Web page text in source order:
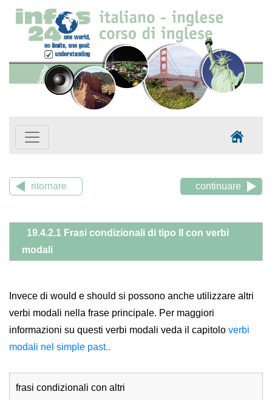
ritornare continuare
19.4.2.1 Frasi condizionali di tipo II con verbi
modali
Invece di would e should si possono anche utilizzare altri
verbi modali nella frase principale. Per maggiori
informazioni su questi verbi modali veda il capitolo verbi
modali nel simple past..
frasi condizionali con altri